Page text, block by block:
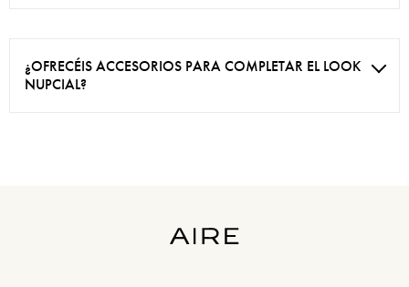
¿OFRECÉIS ACCESORIOS PARA COMPLETAR EL LOOK
NUPCIAL?